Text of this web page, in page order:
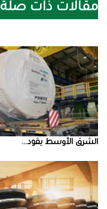
مقالات ذات صلة
الشرق‭ ‬الأوسط‭ ‬يقود‭ ...